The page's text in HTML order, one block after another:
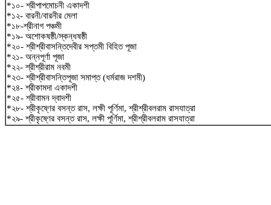
*১০- শ্রীপাপমোচনী একাদশী
*১২- বারনী/বারনীর মেলা
*১৮-শ্রীনাগ পঞ্চমী
*১৯- অশোকষষ্ঠী/স্কন্ধষষ্ঠী
*২০- শ্রীশ্রীবাসন্তিদেবীর সপ্তমী বিহিত পূজা
*২১- অন্নপূর্ণা পূজা
*২২- শ্রীশ্রীরাম নবমী
*২৩- শ্রীশ্রীবাসন্তিপূজা সমাপ্ত (ধর্মরাজ দশমী)
*২৪- শ্রীকামদা একাদশী
*২৫- শ্রীবামন দ্বাদশী
*২৮- শ্রীকৃষ্ণের বসন্ত রাস, লক্ষী পূর্ণিমা, শ্রীশ্রীবলরাম রাসযাত্রা
*২৯- শ্রীকৃষ্ণের বসন্ত রাস, লক্ষী পূর্ণিমা, শ্রীশ্রীবলরাম রাসযাত্রা